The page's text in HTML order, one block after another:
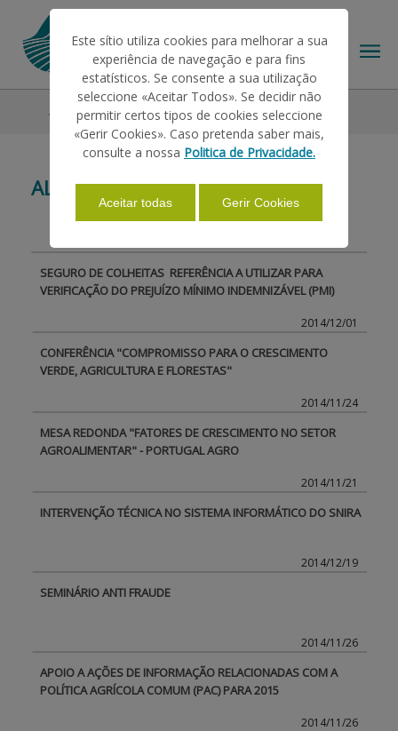
THE IFAP
HELP/SUPPORT
INFORMATIONS
PAYMENTS
BENEFICIARY SUPPORT
Login / Register
All News
ALL NEWS
SEGURO DE COLHEITAS  REFERÊNCIA A UTILIZAR PARA
VERIFICAÇÃO DO PREJUÍZO MÍNIMO INDEMNIZÁVEL (PMI)
2014/12/01
CONFERÊNCIA "COMPROMISSO PARA O CRESCIMENTO
VERDE, AGRICULTURA E FLORESTAS"
2014/11/24
MESA REDONDA "FATORES DE CRESCIMENTO NO SETOR
AGROALIMENTAR" - PORTUGAL AGRO
2014/11/21
INTERVENÇÃO TÉCNICA NO SISTEMA INFORMÁTICO DO SNIRA
2014/12/19
SEMINÁRIO ANTI FRAUDE
2014/11/26
APOIO A AÇÕES DE INFORMAÇÃO RELACIONADAS COM A
POLÍTICA AGRÍCOLA COMUM (PAC) PARA 2015
2014/11/26
Este sítio utiliza cookies para melhorar a sua
experiência de navegação e para fins
estatísticos. Se consente a sua utilização
seleccione «Aceitar Todos». Se decidir não
permitir certos tipos de cookies seleccione
«Gerir Cookies». Caso pretenda saber mais,
consulte a nossa Politica de Privacidade.
Aceitar todas Gerir Cookies